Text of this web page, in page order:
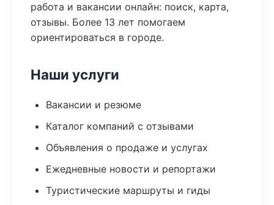
работа и вакансии онлайн: поиск, карта,
отзывы. Более 13 лет помогаем
ориентироваться в городе.
Наши услуги
Вакансии и резюме
Каталог компаний с отзывами
Объявления о продаже и услугах
Ежедневные новости и репортажи
Туристические маршруты и гиды